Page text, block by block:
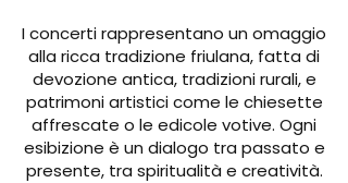
I concerti rappresentano un omaggio
alla ricca tradizione friulana, fatta di
devozione antica, tradizioni rurali, e
patrimoni artistici come le chiesette
affrescate o le edicole votive. Ogni
esibizione è un dialogo tra passato e
presente, tra spiritualità e creatività.